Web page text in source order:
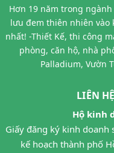
Hơn 19 năm trong
lưu đem thiên nhiên vào
nhất! -Thiết Kế, thi công
phòng, căn hộ, nhà
Palladium, Vườn
LIÊN
Hộ kinh
Giấy đăng ký kinh
kế hoạch thành phố